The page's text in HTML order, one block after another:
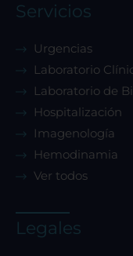
Servicios
Urgencias
Laboratorio
Laboratorio de
Hospitalización
Imagenología
Hemodinamia
Ver todos
Legales